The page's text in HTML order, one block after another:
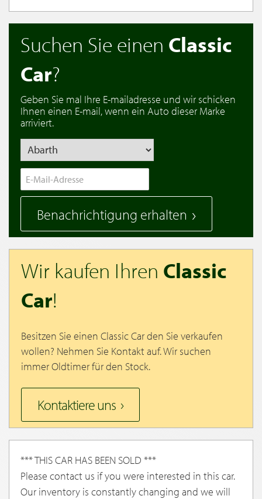
Suchen Sie einen Classic
Car?
Geben Sie mal Ihre E-mailadresse und wir schicken
Ihnen einen E-mail, wenn ein Auto dieser Marke
arriviert.
Benachrichtigung erhalten
Wir kaufen Ihren Classic
Car!
Besitzen Sie einen Classic Car den Sie verkaufen
wollen? Nehmen Sie Kontakt auf. Wir suchen
immer Oldtimer für den Stock.
Kontaktiere uns
*** THIS CAR HAS BEEN SOLD ***
Please contact us if you were interested in this car.
Our inventory is constantly changing and we will